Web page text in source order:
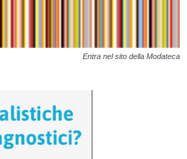
Entra nel sito della Modateca